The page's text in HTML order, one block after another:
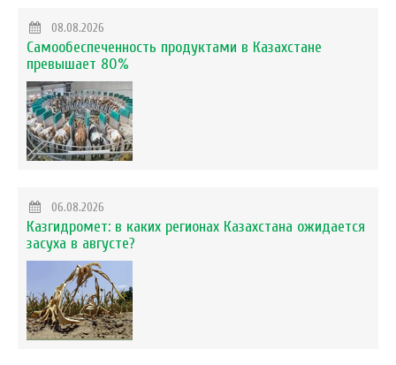
08.08.2026
Самообеспеченность продуктами в Казахстане
превышает 80%
06.08.2026
Казгидромет: в каких регионах Казахстана ожидается
засуха в августе?